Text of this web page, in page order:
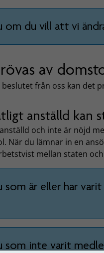
om du vill att vi
av
från oss kan det
anställd kan
och inte är nöjd
När du lämnar in en
mellan staten
som är eller har
som inte varit